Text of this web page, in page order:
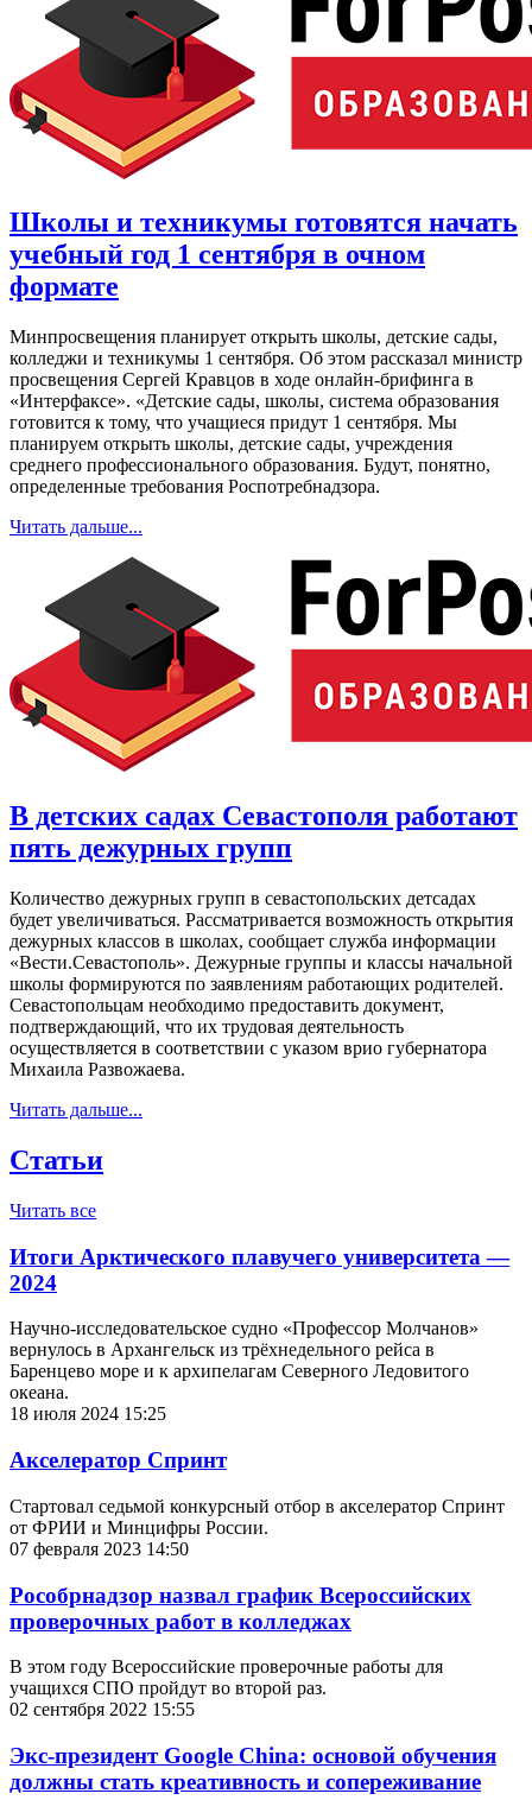
Школы и техникумы готовятся начать
учебный год 1 сентября в очном
формате
Минпросвещения планирует открыть школы, детские сады,
колледжи и техникумы 1 сентября. Об этом рассказал министр
просвещения Сергей Кравцов в ходе онлайн-брифинга в
«Интерфаксе». «Детские сады, школы, система образования
готовится к тому, что учащиеся придут 1 сентября. Мы
планируем открыть школы, детские сады, учреждения
среднего профессионального образования. Будут, понятно,
определенные требования Роспотребнадзора.
Читать дальше...
В детских садах Севастополя работают
пять дежурных групп
Количество дежурных групп в севастопольских детсадах
будет увеличиваться. Рассматривается возможность открытия
дежурных классов в школах, сообщает служба информации
«Вести.Севастополь». Дежурные группы и классы начальной
школы формируются по заявлениям работающих родителей.
Севастопольцам необходимо предоставить документ,
подтверждающий, что их трудовая деятельность
осуществляется в соответствии с указом врио губернатора
Михаила Развожаева.
Читать дальше...
Статьи
Читать все
Итоги Арктического плавучего университета —
2024
Научно-исследовательское судно «Профессор Молчанов»
вернулось в Архангельск из трёхнедельного рейса в
Баренцево море и к архипелагам Северного Ледовитого
океана.
18 июля 2024 15:25
Акселератор Спринт
Стартовал седьмой конкурсный отбор в акселератор Спринт
от ФРИИ и Минцифры России.
07 февраля 2023 14:50
Рособрнадзор назвал график Всероссийских
проверочных работ в колледжах
В этом году Всероссийские проверочные работы для
учащихся СПО пройдут во второй раз.
02 сентября 2022 15:55
Экс-президент Google China: основой обучения
должны стать креативность и сопереживание